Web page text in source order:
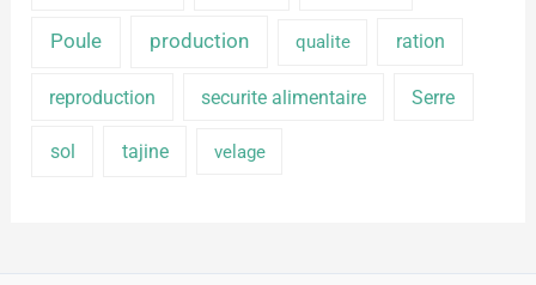
Poule production qualite ration
reproduction securite alimentaire Serre
sol tajine velage